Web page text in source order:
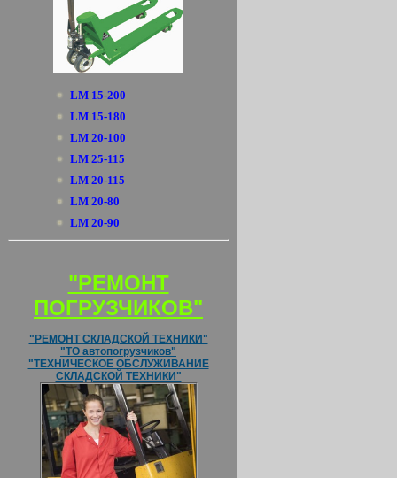
LM 15-200
LM 15-180
LM 20-100
LM 25-115
LM 20-115
LM 20-80
LM 20-90
"РЕМОНТ
ПОГРУЗЧИКОВ"
"РЕМОНТ СКЛАДСКОЙ ТЕХНИКИ"
"ТО автопогрузчиков"
"ТЕХНИЧЕСКОЕ ОБСЛУЖИВАНИЕ
СКЛАДСКОЙ ТЕХНИКИ"